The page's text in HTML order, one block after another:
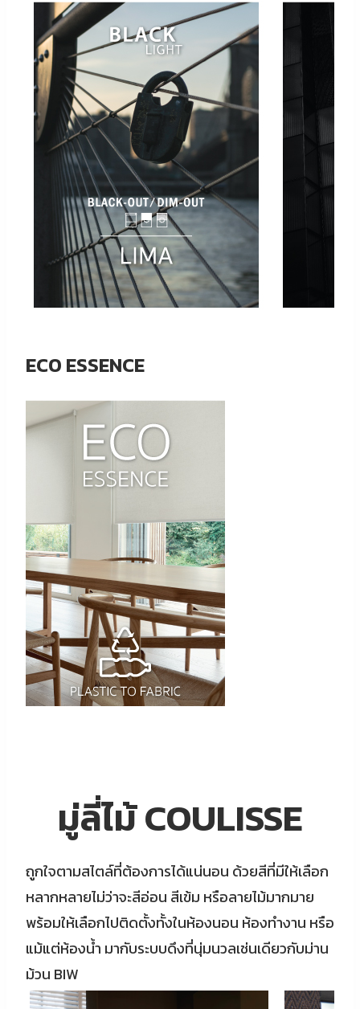
ECO ESSENCE
มู่ลี่ไม้ COULISSE
ถูกใจตามสไตล์ที่ต้องการได้แน่นอน ด้วยสีที่มีให้เลือก
หลากหลายไม่ว่าจะสีอ่อน สีเข้ม หรือลายไม้มากมาย
พร้อมให้เลือกไปติดตั้งทั้งในห้องนอน ห้องทำงาน หรือ
แม้แต่ห้องน้ำ มากับระบบดึงที่นุ่มนวลเช่นเดียวกับม่าน
ม้วน BIW